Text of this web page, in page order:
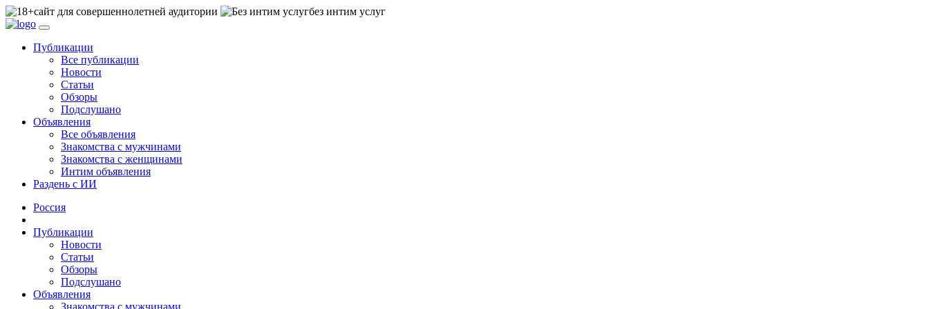
сайт для совершеннолетней аудитории без интим услуг
Публикации
Все публикации
Новости
Статьи
Обзоры
Подслушано
Объявления
Все объявления
Знакомства с мужчинами
Знакомства с женщинами
Интим объявления
Раздень с ИИ
Россия
Публикации
Новости
Статьи
Обзоры
Подслушано
Объявления
Знакомства с мужчинами